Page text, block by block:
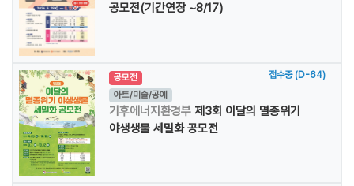
공모전(기간연장 ~8/17)
공모전
접수중 (D-64)
아트/미술/공예
기후에너지환경부 제3회 이달의 멸종위기
야생생물 세밀화 공모전